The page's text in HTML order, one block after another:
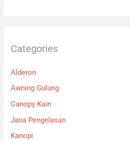
Categories
Alderon
Awning Gulung
Canopy Kain
Jasa Pengelasan
Kanopi